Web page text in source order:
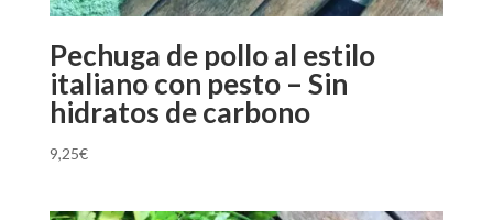
Pechuga de pollo al estilo
italiano con pesto – Sin
hidratos de carbono
9,25€